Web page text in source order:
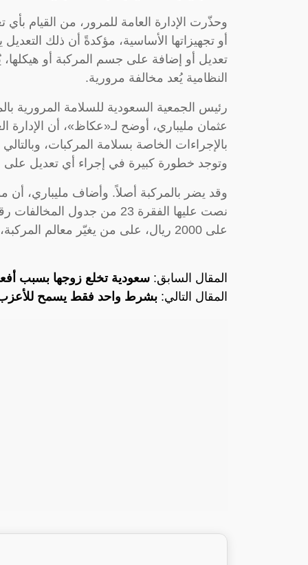
وحذّرت الإدارة العامة للمرور، من القيام
أو تجهيزاتها الأساسية، مؤكدةً أن ذلك
تعديل أو إضافة على جسم المركبة أو هيكلها،
النظامية يُعد مخالفة مرورية.
رئيس الجمعية السعودية للسلامة المرورية
عثمان مليباري، أوضح لـ«عكاظ»، أن الإدارة
بالإجراءات الخاصة بسلامة المركبات،
وتوجد خطورة كبيرة في إجراء أي تعديل
وقد يضر بالمركبة أصلاً. وأضاف مليباري،
على 2000 ريال، على من يغيّر معالم المركبة، إضافة إلى حجز المركبة حتى إزالة المخالفة.
المقال السابق: سعودية تخلع زوجها بسبب
المقال التالي: بشرط واحد فقط يسمح